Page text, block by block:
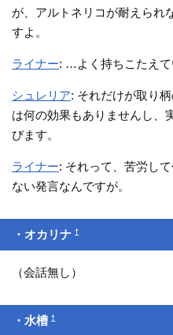
が、アルトネリコが耐えられ
すよ。
ライナー: …よく持ちこたえて
シュレリア: それだけが取り
は何の効果もありませんし、
びます。
ライナー: それって、苦労し
ない発言なんですが。
・オカリナ†
（会話無し）
・水槽†